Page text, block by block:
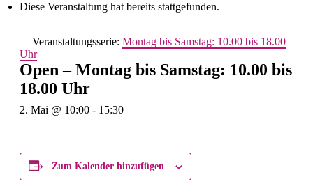
Diese Veranstaltung hat bereits stattgefunden.
Veranstaltungsserie: Montag bis Samstag: 10.00 bis 18.00
Uhr
Open – Montag bis Samstag: 10.00 bis
18.00 Uhr
2. Mai @ 10:00 - 15:30
Zum Kalender hinzufügen